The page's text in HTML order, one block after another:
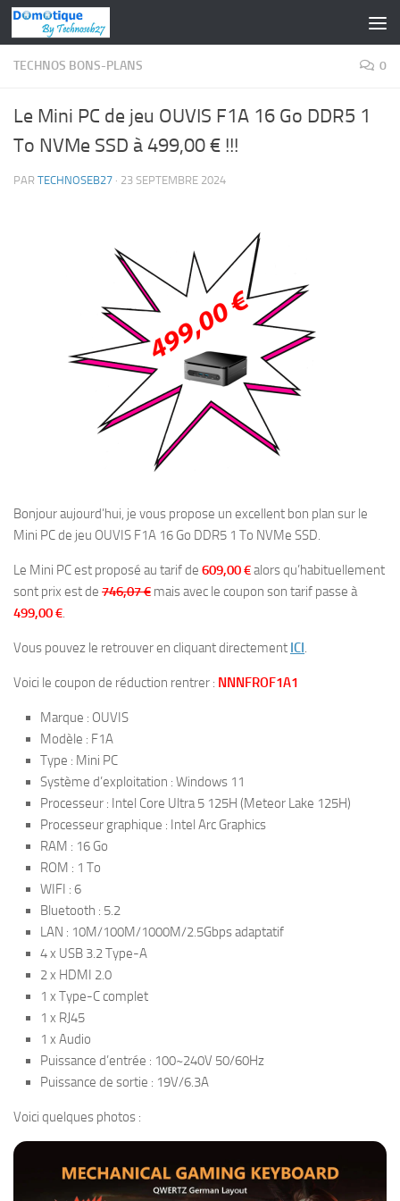
Skip to content
TECHNOS BONS-PLANS 0
Le Mini PC de jeu OUVIS F1A 16 Go DDR5 1
To NVMe SSD à 499,00 € !!!
PAR TECHNOSEB27 · 23 SEPTEMBRE 2024
Bonjour aujourd’hui, je vous propose un excellent bon plan sur le
Mini PC de jeu OUVIS F1A 16 Go DDR5 1 To NVMe SSD.
Le Mini PC est proposé au tarif de 609,00 €alors qu’habituellement
sont prix est de 746,07 € mais avec le coupon son tarif passe à
499,00 €.
Vous pouvez le retrouver en cliquant directement ICI.
Voici le coupon de réduction rentrer : NNNFROF1A1
Marque : OUVIS
Modèle : F1A
Type : Mini PC
Système d’exploitation : Windows 11
Processeur : Intel Core Ultra 5 125H (Meteor Lake 125H)
Processeur graphique : Intel Arc Graphics
RAM : 16 Go
ROM : 1 To
WIFI : 6
Bluetooth : 5.2
LAN : 10M/100M/1000M/2.5Gbps adaptatif
4 x USB 3.2 Type-A
2 x HDMI 2.0
1 x Type-C complet
1 x RJ45
1 x Audio
Puissance d’entrée : 100~240V 50/60Hz
Puissance de sortie : 19V/6.3A
Voici quelques photos :